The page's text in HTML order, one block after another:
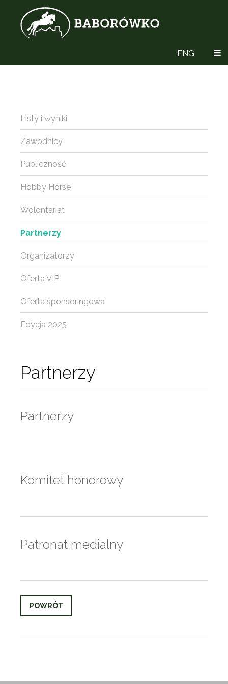
ENG
Partnerzy
Partnerzy
Komitet honorowy
Patronat medialny
POWRÓT
Listy i wyniki
Zawodnicy
Publiczność
Hobby Horse
Wolontariat
Partnerzy
Organizatorzy
Oferta VIP
Oferta sponsoringowa
Edycja 2025